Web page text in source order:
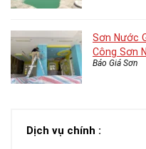
Sơn Nước
Công Sơn
Báo Giá Sơn
Dịch vụ chính :